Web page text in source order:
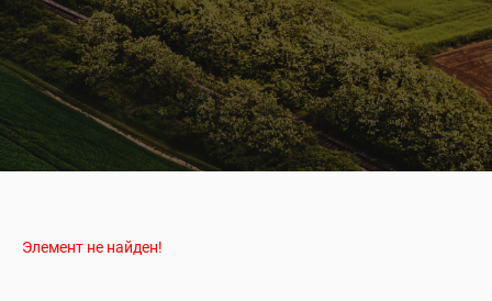
Элемент не найден!